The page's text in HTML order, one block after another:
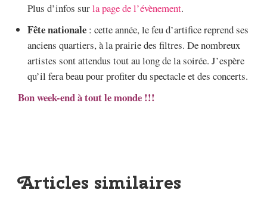
Plus d’infos surla page de l’évènement.
Fête nationale : cette année, le feu d’artifice reprend ses
anciens quartiers, à la prairie des filtres. De nombreux
artistes sont attendus tout au long de la soirée. J’espère
qu’il fera beau pour profiter du spectacle et des concerts.
Bon week-end à tout le monde !!!
Articles similaires